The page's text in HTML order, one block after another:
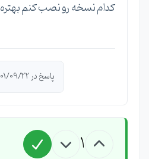
کدام نسخه رو نصب کنم بهتره
پاسخ در 1401/09/22 توسط
1